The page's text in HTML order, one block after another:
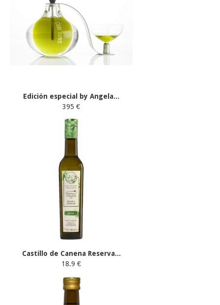
Edición especial by Angela...
395 €
Castillo de Canena Reserva...
18.9 €